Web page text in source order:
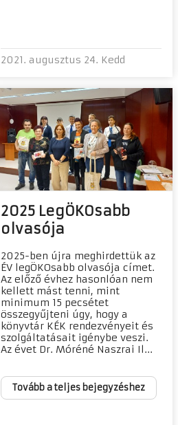
2021. augusztus 24. Kedd
2025 LegÖKOsabb
olvasója
2025-ben újra meghirdettük az
ÉV legÖKOsabb olvasója címet.
Az előző évhez hasonlóan nem
kellett mást tenni, mint
minimum 15 pecsétet
összegyűjteni úgy, hogy a
könyvtár KÉK rendezvényeit és
szolgáltatásait igénybe veszi.
Az évet Dr. Móréné Naszrai Il...
Tovább a teljes bejegyzéshez